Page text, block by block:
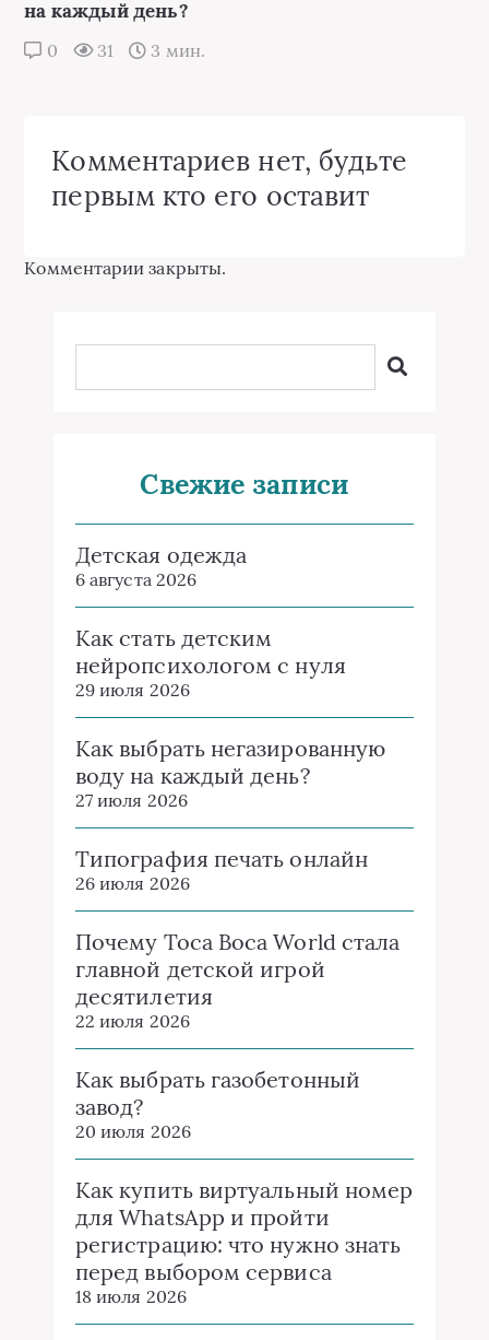
на каждый день?
0 31 3 мин.
Комментариев нет, будьте
первым кто его оставит
Комментарии закрыты.
Свежие записи
Детская одежда
6 августа 2026
Как стать детским
нейропсихологом с нуля
29 июля 2026
Как выбрать негазированную
воду на каждый день?
27 июля 2026
Типография печать онлайн
26 июля 2026
Почему Toca Boca World стала
главной детской игрой
десятилетия
22 июля 2026
Как выбрать газобетонный
завод?
20 июля 2026
Как купить виртуальный номер
для WhatsApp и пройти
регистрацию: что нужно знать
перед выбором сервиса
18 июля 2026